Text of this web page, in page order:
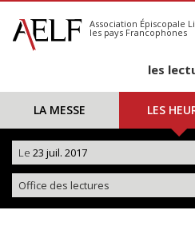
S'abonner
Calendrier
Association Épiscopale
les pays Francophones
les
LA MESSE LES
Le 23 juil. 2017
Office des lectures